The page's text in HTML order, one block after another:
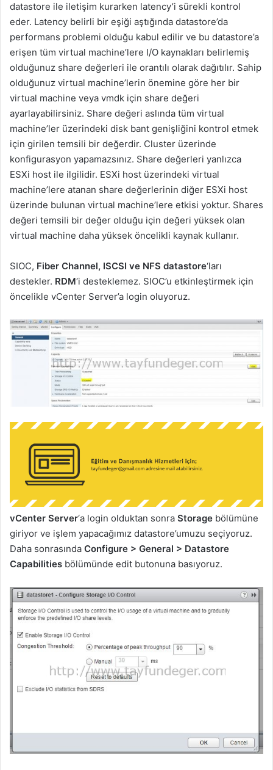
datastore ile iletişim kurarken latency’i sürekli kontrol
eder. Latency belirli bir eşiği aştığında datastore’da
performans problemi olduğu kabul edilir ve bu datastore’a
erişen tüm virtual machine’lere I/O kaynakları belirlemiş
olduğunuz share değerleri ile orantılı olarak dağıtılır. Sahip
olduğunuz virtual machine’lerin önemine göre her bir
virtual machine veya vmdk için share değeri
ayarlayabilirsiniz. Share değeri aslında tüm virtual
machine’ler üzerindeki disk bant genişliğini kontrol etmek
için girilen temsili bir değerdir. Cluster üzerinde
konfigurasyon yapamazsınız. Share değerleri yanlızca
ESXi host ile ilgilidir. ESXi host üzerindeki virtual
machine’lere atanan share değerlerinin diğer ESXi host
üzerinde bulunan virtual machine’lere etkisi yoktur. Shares
değeri temsili bir değer olduğu için değeri yüksek olan
virtual machine daha yüksek öncelikli kaynak kullanır.
SIOC, Fiber Channel, ISCSI ve NFS datastore‘ları
destekler. RDM‘i desteklemez. SIOC’u etkinleştirmek için
öncelikle vCenter Server’a login oluyoruz.
vCenter Server‘a login olduktan sonra Storage bölümüne
giriyor ve işlem yapacağımız datastore’umuzu seçiyoruz.
Daha sonrasında Configure > General > Datastore
Capabilities bölümünde edit butonuna basıyoruz.